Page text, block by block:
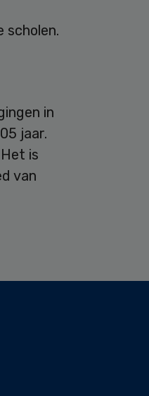
scholen.
in
jaar.
is
van